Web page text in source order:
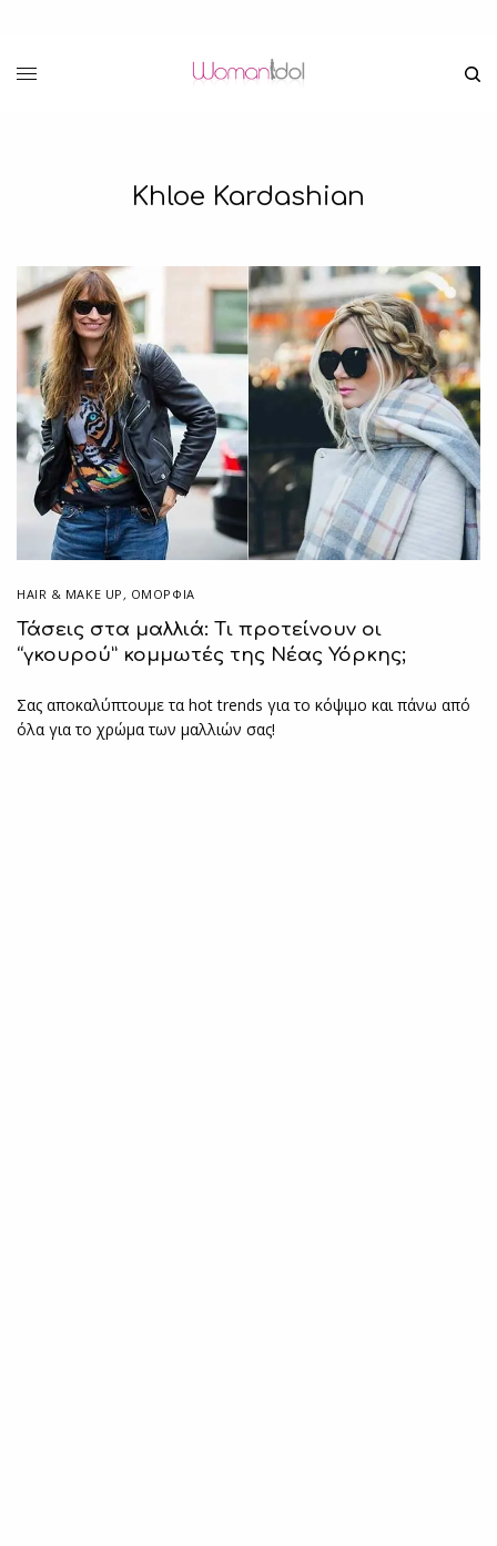
Khloe Kardashian
HAIR & MAKE UP , ΟΜΟΡΦΙΑ
Τάσεις στα μαλλιά: Τι προτείνουν οι
“γκουρού” κομμωτές της Νέας Υόρκης;
Σας αποκαλύπτουμε τα hot trends για το κόψιμο και πάνω από
όλα για το χρώμα των μαλλιών σας!